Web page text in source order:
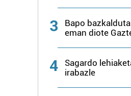
3
Bapo
eman diote
4
Sagardo
irabazle